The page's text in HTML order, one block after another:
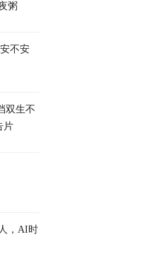
粥
不安
双生不
片
，AI时